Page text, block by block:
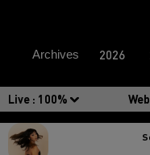
Live : 100%
Archives 2026